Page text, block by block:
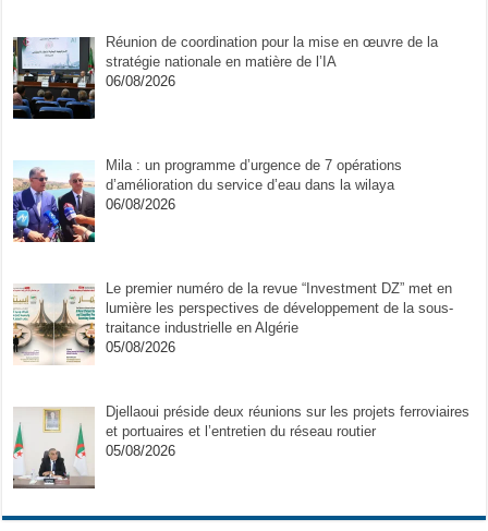
Réunion de coordination pour la mise en œuvre de la
stratégie nationale en matière de l’IA
06/08/2026
Mila : un programme d’urgence de 7 opérations
d’amélioration du service d’eau dans la wilaya
06/08/2026
Le premier numéro de la revue “Investment DZ” met en
lumière les perspectives de développement de la sous-
traitance industrielle en Algérie
05/08/2026
Djellaoui préside deux réunions sur les projets ferroviaires
et portuaires et l’entretien du réseau routier
05/08/2026